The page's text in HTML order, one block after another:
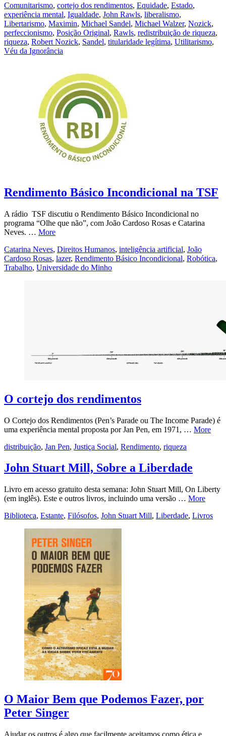
Comunitarismo, cortejo dos rendimentos, Equidade, Estado,
experiência mental, Igualdade, John Rawls, liberalismo,
Libertarismo, Maximin, Michael Sandel, Michael Walzer, Nozick,
perfeccionismo, Posição Original, Rawls, redistribuição de riqueza,
riqueza, Robert Nozick, Sandel, titularidade legítima, Utilitarismo,
Véu da Ignorância
Rendimento Básico Incondicional na TSF
A rádio TSF discutiu o Rendimento Básico Incondicional no
programa “Olhe que não”, com João Cardoso Rosas e Catarina
Neves. … More
Catarina Neves, Direitos Humanos, inteligência artificial, João
Cardoso Rosas, lazer, Rendimento Básico Incondicional, Robótica,
Trabalho, Universidade do Minho
O cortejo dos rendimentos
O Cortejo dos Rendimentos (Pen’s Parade ou The Income Parade) é
uma experiência mental proposta por Jan Pen, em 1971, … More
distribuição, Jan Pen, Justiça Social, Rendimento, riqueza
John Stuart Mill, Sobre a Liberdade
Livro em acesso gratuito desta semana: John Stuart Mill, On Liberty
(em inglês). Este e outros livros, incluindo uma versão … More
Biblioteca, Estante, Filósofos, John Stuart Mill, Liberdade, Livros
O Maior Bem que Podemos Fazer, por
Peter Singer